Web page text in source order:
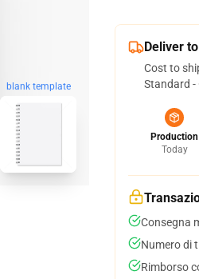
blank template
Deliver
Cost to
Standard -
Production
Today
Consegna
Numero di
Rimborso